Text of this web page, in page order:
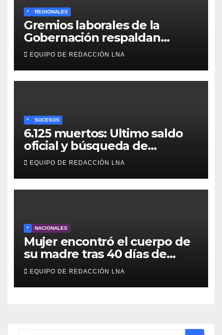
* REGIONALES
Gremios laborales de la
Gobernación respaldan
propuesta de Bono
Recreativo de 100 dólares
para jubilados, pensionados y
EQUIPO DE REDACCIÓN LNA
* SUCESOS
6.125 muertos: Ultimo saldo
oficial y búsqueda de
cadáveres continúa entre los
escombros
EQUIPO DE REDACCIÓN LNA
* NACIONALES
Mujer encontró el cuerpo de
su madre tras 40 días de
búsqueda en Tanaguarena
EQUIPO DE REDACCIÓN LNA